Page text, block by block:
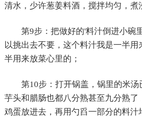
清水，少许葱姜料酒，搅拌均匀，煮
第9步：把做好的'料汁倒进小碗
以挑出去不要，这个料汁我是一半
半用来放菜心里的；
第10步：打开锅盖，锅里的米汤
芋头和腊肠也都八分熟甚至九分熟了
鸡蛋放进去，再用勺舀一部分的料汁